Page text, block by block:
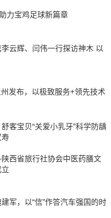
力宝鸡足球新篇章
云辉、闫伟一行探访神木 以
发布，以极致服务+领先技术
客宝贝“关爱小乳牙”科学防龋
寿
西省旅行社协会中医药膳文
军，以“信”作答汽车强国的时